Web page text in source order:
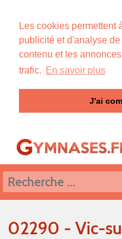
Les cookies permettent
publicité et d'analyse
contenu et les
trafic. En savoir plus
J'ai
02290 - Vic-